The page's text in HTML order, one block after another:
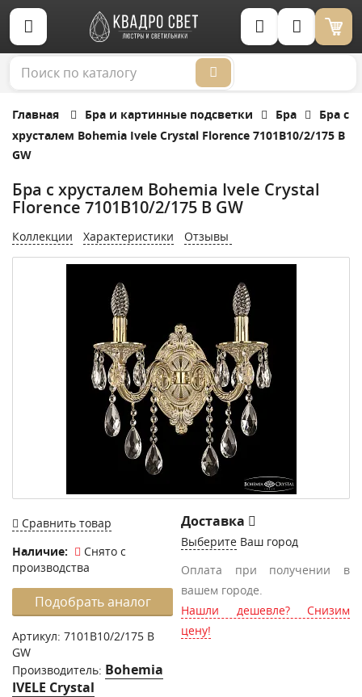
Корзина (0)
Главная Бра и картинные подсветки Бра
Бра с
хрусталем Bohemia Ivele Crystal Florence 7101B10/2/175 B
GW
Бра с хрусталем Bohemia Ivele Crystal
Florence 7101B10/2/175 B GW
Коллекции Характеристики Отзывы
Сравнить товар
Наличие:
Снято с
производства
Подобрать аналог
Артикул: 7101B10/2/175 B
GW
Производитель: Bohemia
IVELE Crystal
Доставка
Выберите Ваш город
Оплата при получении в
вашем городе.
Нашли дешевле? Снизим
цену!